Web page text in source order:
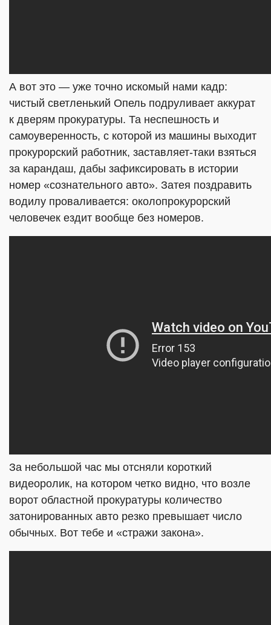
А вот это — уже точно искомый нами кадр:
чистый светленький Опель подруливает аккурат
к дверям прокуратуры. Та неспешность и
самоуверенность, с которой из машины выходит
прокурорский работник, заставляет-таки взяться
за карандаш, дабы зафиксировать в истории
номер «сознательного авто». Затея поздравить
водилу проваливается: околопрокурорский
человечек ездит вообще без номеров.
За небольшой час мы отсняли короткий
видеоролик, на котором четко видно, что возле
ворот областной прокуратуры количество
затонированных авто резко превышает число
обычных. Вот тебе и «стражи закона».